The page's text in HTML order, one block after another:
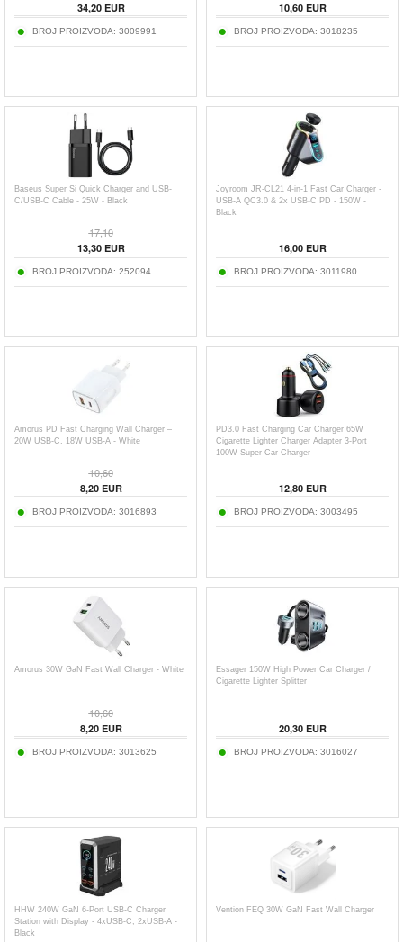
34,20EUR
BROJ PROIZVODA: 3009991
10,60EUR
BROJ PROIZVODA: 3018235
Baseus Super Si Quick Charger and USB-
C/USB-C Cable - 25W - Black
17,10
13,30EUR
BROJ PROIZVODA: 252094
Joyroom JR-CL21 4-in-1 Fast Car Charger -
USB-A QC3.0 & 2x USB-C PD - 150W -
Black
16,00EUR
BROJ PROIZVODA: 3011980
Amorus PD Fast Charging Wall Charger –
20W USB-C, 18W USB-A - White
10,60
8,20EUR
BROJ PROIZVODA: 3016893
PD3.0 Fast Charging Car Charger 65W
Cigarette Lighter Charger Adapter 3-Port
100W Super Car Charger
12,80EUR
BROJ PROIZVODA: 3003495
Amorus 30W GaN Fast Wall Charger - White
10,60
8,20EUR
BROJ PROIZVODA: 3013625
Essager 150W High Power Car Charger /
Cigarette Lighter Splitter
20,30EUR
BROJ PROIZVODA: 3016027
HHW 240W GaN 6-Port USB-C Charger
Station with Display - 4xUSB-C, 2xUSB-A -
Black
Vention FEQ 30W GaN Fast Wall Charger